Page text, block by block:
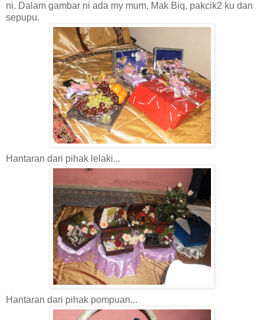
ni. Dalam gambar ni ada my mum, Mak Biq, pakcik2 ku dan
sepupu.
Hantaran dari pihak lelaki...
Hantaran dari pihak pompuan...